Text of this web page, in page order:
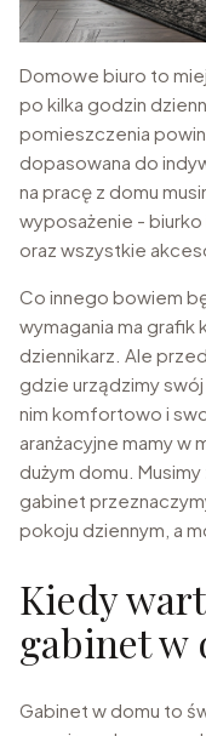
Domowe biuro to
po kilka godzin
pomieszczenia
dopasowana do
na pracę z domu
wyposażenie -
oraz wszystkie
Co innego bowiem
wymagania ma
dziennikarz. Ale
gdzie urządzimy
nim komfortowo i
aranżacyjne mamy w
dużym domu.
gabinet
pokoju dziennym, a
Kiedy
gabinet w
Gabinet w domu to